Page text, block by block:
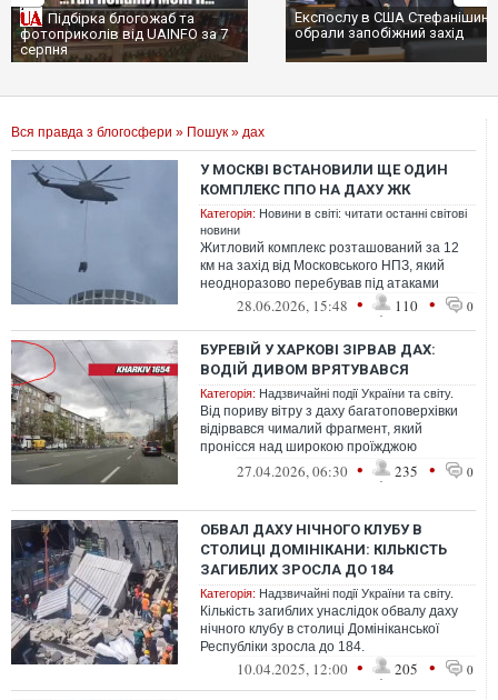
Підбірка блогожаб та
фотоприколів від UAINFO за 7
серпня
Експослу в США
обрали запобіжний захід
Вся правда з блогосфери » Пошук » дах
У МОСКВІ ВСТАНОВИЛИ ЩЕ ОДИН
КОМПЛЕКС ППО НА ДАХУ ЖК
Категорія: Новини в світі: читати останні світові
новини
Житловий комплекс розташований за 12
км на захід від Московського НПЗ, який
неодноразово перебував під атаками
28.06.2026, 15:48 • 110 • 0
БУРЕВІЙ У ХАРКОВІ ЗІРВАВ ДАХ:
ВОДІЙ ДИВОМ ВРЯТУВАВСЯ
Категорія: Надзвичайні події України та світу.
Від пориву вітру з даху багатоповерхівки
відірвався чималий фрагмент, який
пронісся над широкою проїжджою
частиною проспекту Науки
27.04.2026, 06:30 • 235 • 0
ОБВАЛ ДАХУ НІЧНОГО КЛУБУ В
СТОЛИЦІ ДОМІНІКАНИ: КІЛЬКІСТЬ
ЗАГИБЛИХ ЗРОСЛА ДО 184
Категорія: Надзвичайні події України та світу.
Кількість загиблих унаслідок обвалу даху
нічного клубу в столиці Домініканської
Республіки зросла до 184.
10.04.2025, 12:00 • 205 • 0